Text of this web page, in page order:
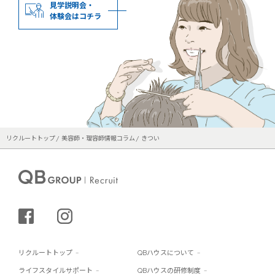
見学説明会・
体験会はコチラ
リクルートトップ 美容師・理容師情報コラム きつい
シェアする
リクルートトップ QBハウスについて
ライフスタイルサポート QBハウスの研修制度